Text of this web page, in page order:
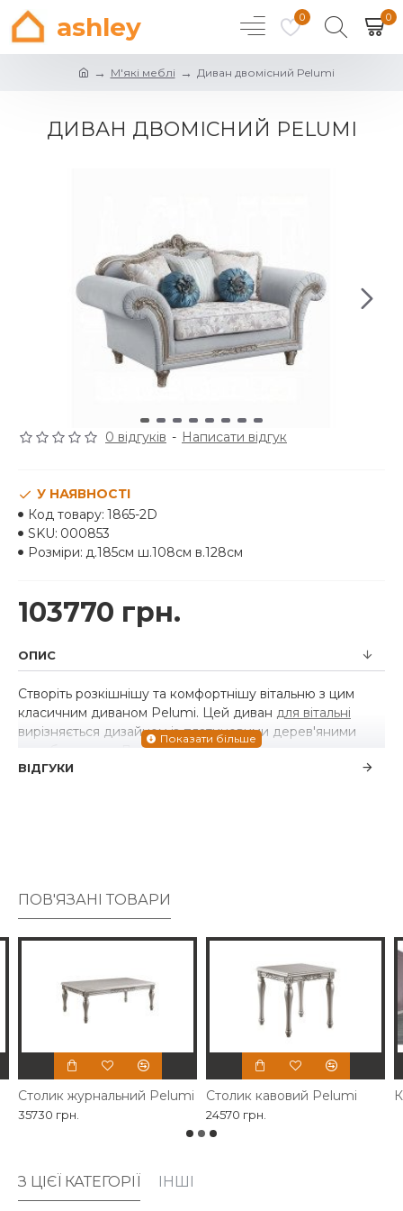
ashley 0 0
М'які меблі Диван двомісний Pelumi
ДИВАН ДВОМІСНИЙ PELUMI
0 відгуків - Написати відгук
103770 грн.
У НАЯВНОСТІ
Код товару: 1865-2D
SKU: 000853
Розміри: д.185см ш.108см в.128см
ОПИС
Створіть розкішнішу та комфортнішу вітальню з цим
класичним диваном Pelumi. Цей диван для вітальні
вирізняється дизайном із платиновими дерев'яними
оздобленнями. Диван оснащений кишеньковими
сидіннями для комфорту. Спинка м'яка, оббитий світло-
ВІДГУКИ
ПОВ'ЯЗАНІ ТОВАРИ
Столик журнальний Pelumi
35730 грн.
Столик кавовий Pelumi
24570 грн.
З ЦІЄЇ КАТЕГОРІЇ ІНШІ